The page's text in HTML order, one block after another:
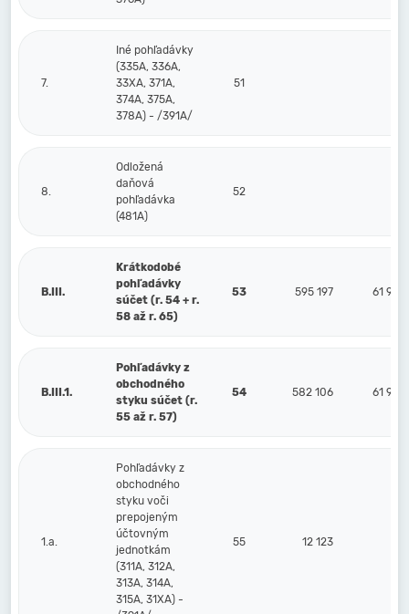
7.
Iné pohľadávky
(335A, 336A,
33XA, 371A,
374A, 375A,
378A) - /391A/
51
8.
Odložená
daňová
pohľadávka
(481A)
52
B.III.
Krátkodobé
pohľadávky
súčet (r. 54 + r.
58 až r. 65)
53 595 197 61 975
B.III.1.
Pohľadávky z
obchodného
styku súčet (r.
55 až r. 57)
54 582 106 61 975
1.a.
Pohľadávky z
obchodného
styku voči
prepojeným
účtovným
jednotkám
(311A, 312A,
313A, 314A,
315A, 31XA) -
55 12 123